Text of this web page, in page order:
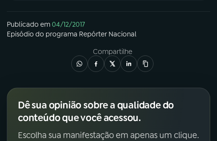
Publicado em04/12/2017
Episódio do programa Repórter Nacional
Compartilhe
Dê sua opinião sobre a qualidade do
conteúdo que você acessou.
Escolha sua manifestação em apenas um clique.